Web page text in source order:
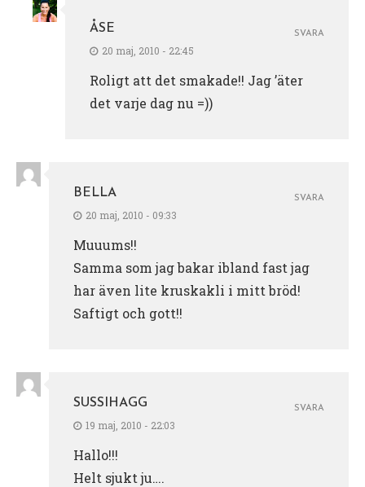
ÅSE
20 maj, 2010 - 22:45
Roligt att det smakade!! Jag ’äter
det varje dag nu =))
SVARA
BELLA
20 maj, 2010 - 09:33
Muuums!!
Samma som jag bakar ibland fast jag
har även lite kruskakli i mitt bröd!
Saftigt och gott!!
SVARA
SUSSIHAGG
19 maj, 2010 - 22:03
Hallo!!!
Helt sjukt ju….
SVARA